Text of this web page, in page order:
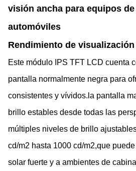
visión ancha para equipos
automóviles
Rendimiento de visualización
Este módulo IPS TFT LCD cuenta
pantalla normalmente negra para
consistentes y vívidos.la pantalla
brillo estables desde todas las
múltiples niveles de brillo
cd/m2 hasta 1000 cd/m2,que
solar fuerte y a ambientes de